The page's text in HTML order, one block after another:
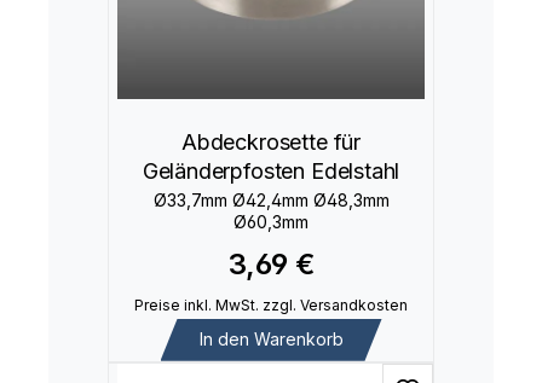
Abdeckrosette für
Geländerpfosten Edelstahl
Ø33,7mm Ø42,4mm Ø48,3mm
Ø60,3mm
3,69 €
Preise inkl. MwSt. zzgl. Versandkosten
In den Warenkorb